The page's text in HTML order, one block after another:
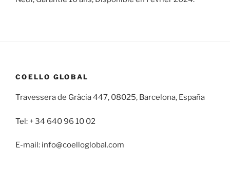
COELLO GLOBAL
Travessera de Gràcia 447, 08025, Barcelona, España
Tel: + 34 640 96 10 02
E-mail: info@coelloglobal.com